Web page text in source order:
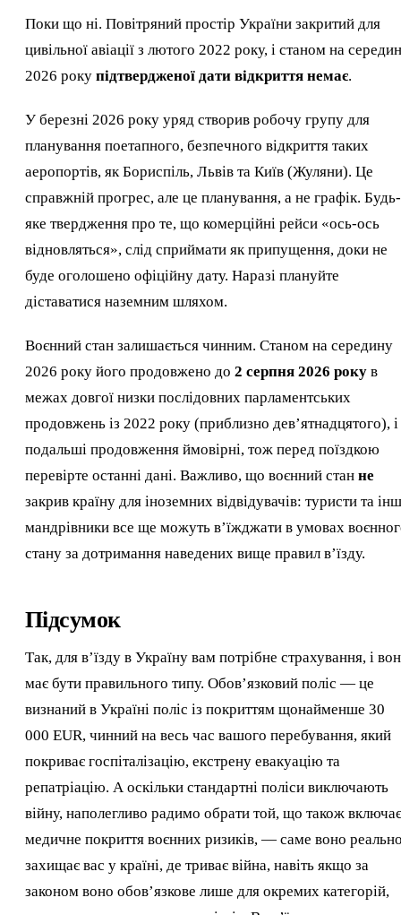
Поки що ні. Повітряний простір України закритий для
цивільної авіації з лютого 2022 року, і станом на
2026 року підтвердженої дати відкриття немає.
У березні 2026 року уряд створив робочу групу для
планування поетапного, безпечного відкриття таких
аеропортів, як Бориспіль, Львів та Київ (Жуляни). Це
справжній прогрес, але це планування, а не графік. Будь-
яке твердження про те, що комерційні рейси «ось-ось
відновляться», слід сприймати як припущення, доки не
буде оголошено офіційну дату. Наразі плануйте
діставатися наземним шляхом.
Воєнний стан залишається чинним. Станом на середину
2026 року його продовжено до 2 серпня 2026 року в
межах довгої низки послідовних парламентських
продовжень із 2022 року (приблизно дев’ятнадцятого), і
подальші продовження ймовірні, тож перед поїздкою
перевірте останні дані. Важливо, що воєнний стан не
закрив країну для іноземних відвідувачів: туристи та
мандрівники все ще можуть в’їжджати в умовах
стану за дотримання наведених вище правил в’їзду.
Підсумок
Так, для в’їзду в Україну вам потрібне страхування, і
має бути правильного типу. Обов’язковий поліс — це
визнаний в Україні поліс із покриттям щонайменше 30
000 EUR, чинний на весь час вашого перебування, який
покриває госпіталізацію, екстрену евакуацію та
репатріацію. А оскільки стандартні поліси виключають
війну, наполегливо радимо обрати той, що також включає
медичне покриття воєнних ризиків, — саме воно
захищає вас у країні, де триває війна, навіть якщо за
законом воно обов’язкове лише для окремих категорій,